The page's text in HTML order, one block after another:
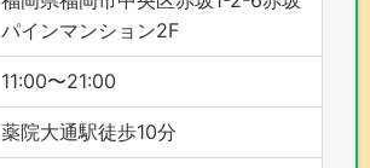
パインマンション2F
11:00〜21:00
薬院大通駅徒歩10分